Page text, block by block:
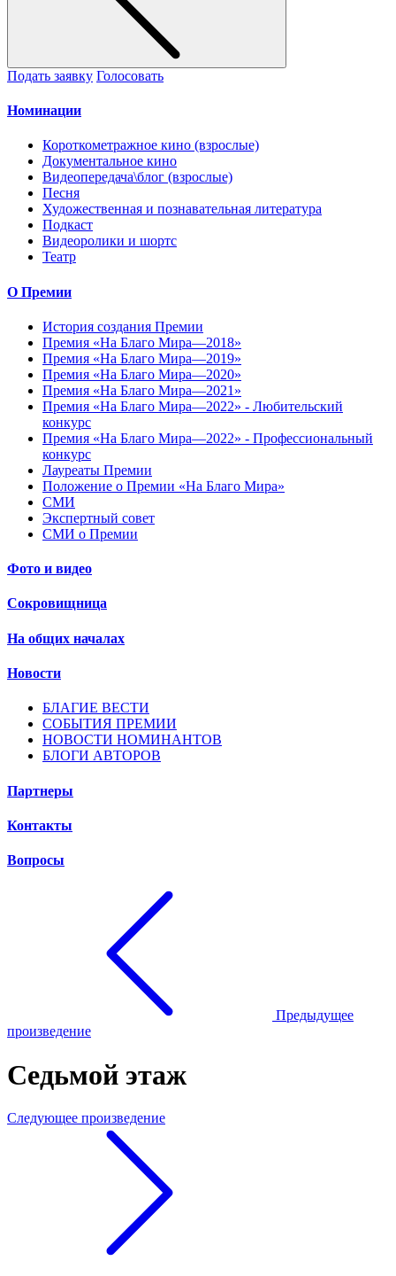
Подать заявку Голосовать
Номинации
Короткометражное кино (взрослые)
Документальное кино
Видеопередача\блог (взрослые)
Песня
Художественная и познавательная литература
Подкаст
Видеоролики и шортс
Театр
О Премии
История создания Премии
Премия «На Благо Мира—2018»
Премия «На Благо Мира—2019»
Премия «На Благо Мира—2020»
Премия «На Благо Мира—2021»
Премия «На Благо Мира—2022» - Любительский
конкурс
Премия «На Благо Мира—2022» - Профессиональный
конкурс
Лауреаты Премии
Положение о Премии «На Благо Мира»
СМИ
Экспертный совет
СМИ о Премии
Фото и видео
Сокровищница
На общих началах
Новости
БЛАГИЕ ВЕСТИ
СОБЫТИЯ ПРЕМИИ
НОВОСТИ НОМИНАНТОВ
БЛОГИ АВТОРОВ
Партнеры
Контакты
Вопросы
Предыдущее
произведение
Седьмой этаж
Следующее произведение